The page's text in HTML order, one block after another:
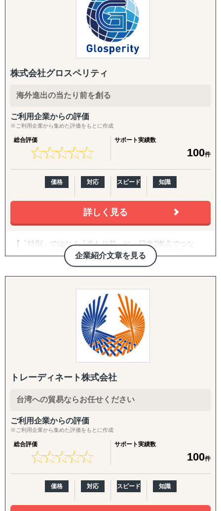
------------------------------------
◆以下は個別施策として各専門家チームが対応します。
『市場把握TEAM』
目的：海外現地を理解し、事業の成功可能性を高める
↳ 競合調査
↳ 現地視察の企画・アテンド
『集客活動チーム』
目的：海外現地で“売れる”ためのマーケティング活動を確
立する
↳ 多言語サイト制作
↳ SNS運用
↳ 広告運用（Google／Meta など）
↳ インフルエンサー施策
↳ 画像・動画コンテンツ制作
『販路構築チーム』
目的：海外現地で最適なパートナーとの取引を創出する
↳ 商談向け資料制作
↳ 企業リストアップ
↳ 商談創出・交渉サポート
目的：海外現地で活動するために必要な土台をつくる
↳ 会社設立（登記・銀行口座）
↳ ビザ申請サポート
↳ 不動産探索（オフィス・倉庫・店舗・住居）
↳ 人材採用支援（現地スタッフ採用）
------------------------------------
野まで幅広い業務をこなしている忙しいあなたの代わりに
各種業務のサポートを担います。
アメリカでビジネスを始める企業や、すでに事業展開して
いるけれども様々なリソース課題を抱えている日本企業に
向けて、弊社アシスタントが貴社と同じチームメンバーの
ように伴走させて頂き、アシスタント業務以外にも「Eコ
マースやMarketing、カスタマーサポート、会計など」に精
通したメンバーが業務のサポート致します。
株式会社グロスペリティ
海外進出の当たり前を創る
ご利用企業からの評価
※ご利用企業から集めた評価をもとに作成
総合評価
★★★★★
★★★★★
サポート実績数
100件
価格 対応 スピード 知識
詳しく見る
企業紹介文章を見る
【「特別」ではなく「当たり前」に。日米2拠点でつな
ぐ、伴走型の海外進出支援】
株式会社グロスペリティは、**「海外進出の成功を"特
別"ではなく"当たり前"にする」**ことをミッションに掲
げ、日本企業の海外展開を構想段階から実行・継続フェー
ズまで一気通貫で支援する海外ビジネス支援会社です。福
岡本社・東京オフィスに加え、米国ロサンゼルスに現地法
人、オレゴンとLAに物流・在庫拠点を有し、日本側の戦略
立案と米国現地での実行を、同じチームでシームレスにつ
なぐ体制を強みとしています。
年間約50社、累計100社以上の日本企業の海外進出をご支
援。食品・日用品・キッチン用品・伝統工芸品・スポーツ
ます。「英語ができない」「輸出経験がない」中小企業の
してご相談いただけます。
【こんなお悩みをお持ちの企業さまへ】
・海外展開に興味はあるが、「どの国に・何を・どうやっ
て」売るかの方向性が定まっていない
・現地に売り込む営業リソース・ノウハウが社内にない
・自社に合うパートナー・代理店をどう探せばよいかわか
らない
トレーディネート株式会社
台湾への貿易ならお任せください
ご利用企業からの評価
※ご利用企業から集めた評価をもとに作成
総合評価
★★★★★
★★★★★
サポート実績数
100件
価格 対応 スピード 知識